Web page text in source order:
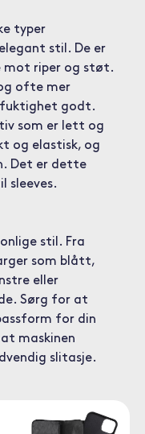
typer
stil. De er
mot riper og støt.
ofte mer
fuktighet godt.
som er lett og
og elastisk, og
Det er dette
sleeves.
stil. Fra
som blått,
eller
Sørg for at
for din
maskinen
slitasje.